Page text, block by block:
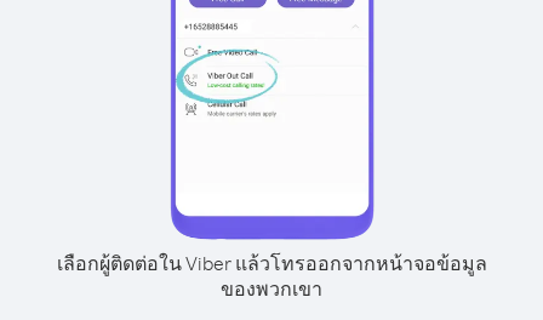
เลือกผู้ติดต่อใน Viber แล้วโทรออกจากหน้าจอข้อมูล
ของพวกเขา